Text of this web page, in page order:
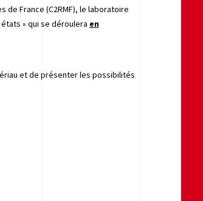
de France (C2RMF), le laboratoire
» qui se déroulera en
et de présenter les possibilités